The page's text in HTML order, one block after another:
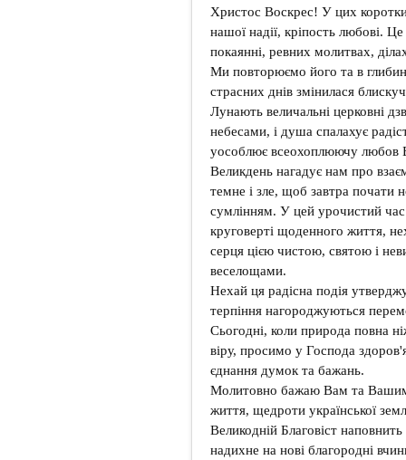
Христос Воскрес! У цих
нашої надії, кріпость любові.
покаянні, ревних молитвах,
Ми повторюємо його та в
страсних днів змінилася
Лунають величальні церковні
небесами, і душа спалахує
уособлює всеохоплюючу любов
Великдень нагадує нам про
темне і зле, щоб завтра почати
сумлінням. У цей урочистий
круговерті щоденного життя,
серця цією чистою, святою і
веселощами.
Нехай ця радісна подія
терпіння нагороджуються
Сьогодні, коли природа повна
віру, просимо у Господа
єднання думок та бажань.
Молитовно бажаю Вам та Вашим
життя, щедроти української
Великодній Благовіст
надихне на нові благородні